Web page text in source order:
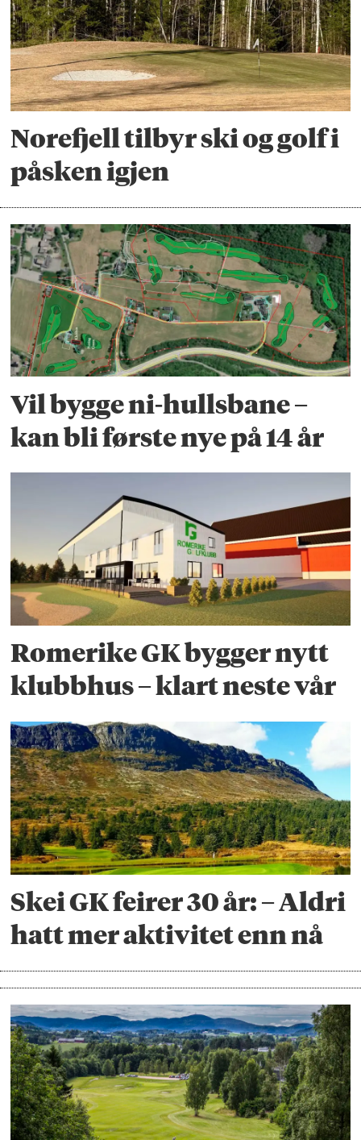
Norefjell tilbyr ski og golf i
påsken igjen
Vil bygge ni-hullsbane –
kan bli første nye på 14 år
Romerike GK bygger nytt
klubbhus – klart neste vår
Skei GK feirer 30 år: – Aldri
hatt mer aktivitet enn nå